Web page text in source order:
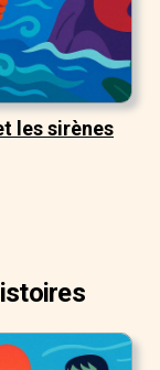
les sirènes